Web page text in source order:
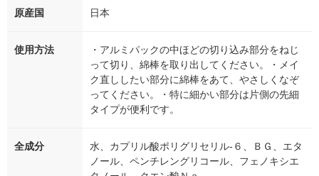
原産国 日本
使用方法
・アルミパックの中ほどの切り込み部分をねじ
って切り、綿棒を取り出してください。・メイ
ク直ししたい部分に綿棒をあて、やさしくなぞ
ってください。・特に細かい部分は片側の先細
タイプが便利です。
全成分
水、カプリル酸ポリグリセリル‐６、ＢＧ、エタ
ノール、ペンチレングリコール、フェノキシエ